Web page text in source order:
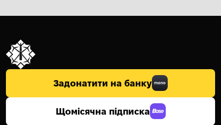
Задонатити на банку
Щомісячна підписка